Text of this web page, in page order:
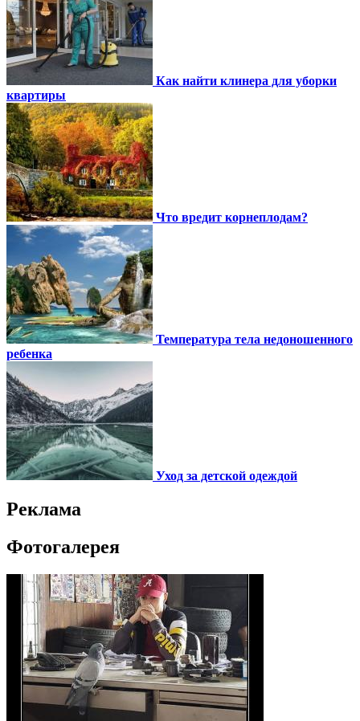
Как найти клинера для уборки
квартиры
Что вредит корнеплодам?
Температура тела недоношенного
ребенка
Уход за детской одеждой
Реклама
Фотогалерея